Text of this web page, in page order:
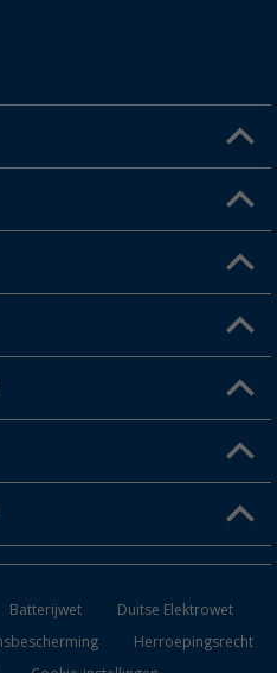
Batterijwet
Duitse Elektrowet
Herroepingsrecht